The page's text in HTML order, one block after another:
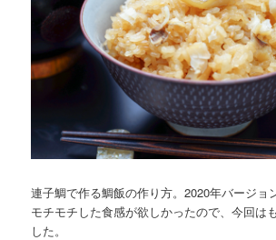
連子鯛で作る鯛飯の作り方。2020年バージョ
モチモチした食感が欲しかったので、今回は
した。